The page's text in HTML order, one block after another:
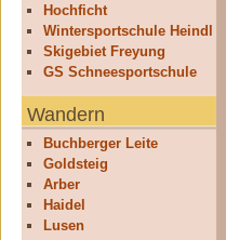
Hochficht
Wintersportschule Heindl
Skigebiet Freyung
GS Schneesportschule
Wandern
Buchberger Leite
Goldsteig
Arber
Haidel
Lusen